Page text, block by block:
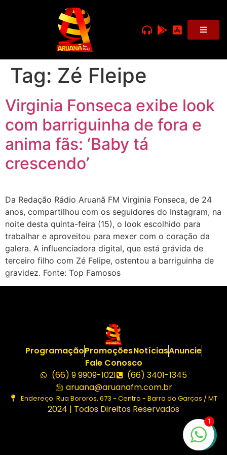
Tag: Zé Fleipe
Virginia Fonseca exibe look
com barriguinha de fora e
anima fãs: ‘Baby tá
crescendo’
Da Redação Rádio Aruanã FM Virginia Fonseca, de 24
anos, compartilhou com os seguidores do Instagram, na
noite desta quinta-feira (15), o look escolhido para
trabalhar e aproveitou para mexer com o coração da
galera. A influenciadora digital, que está grávida de
terceiro filho com Zé Felipe, ostentou a barriguinha de
gravidez. Fonte: Top Famosos
ProgramaçãoPromoçõesNotíciasAnuncie
Fale Conosco
(66) 9 9909-1021
(66) 3401-1345
aruana@aruanafm.com.br
Endereço: Rua Bororos, 673 - Centro - Barra do Garças / MT
2024 | Todos Direitos Reservados
1